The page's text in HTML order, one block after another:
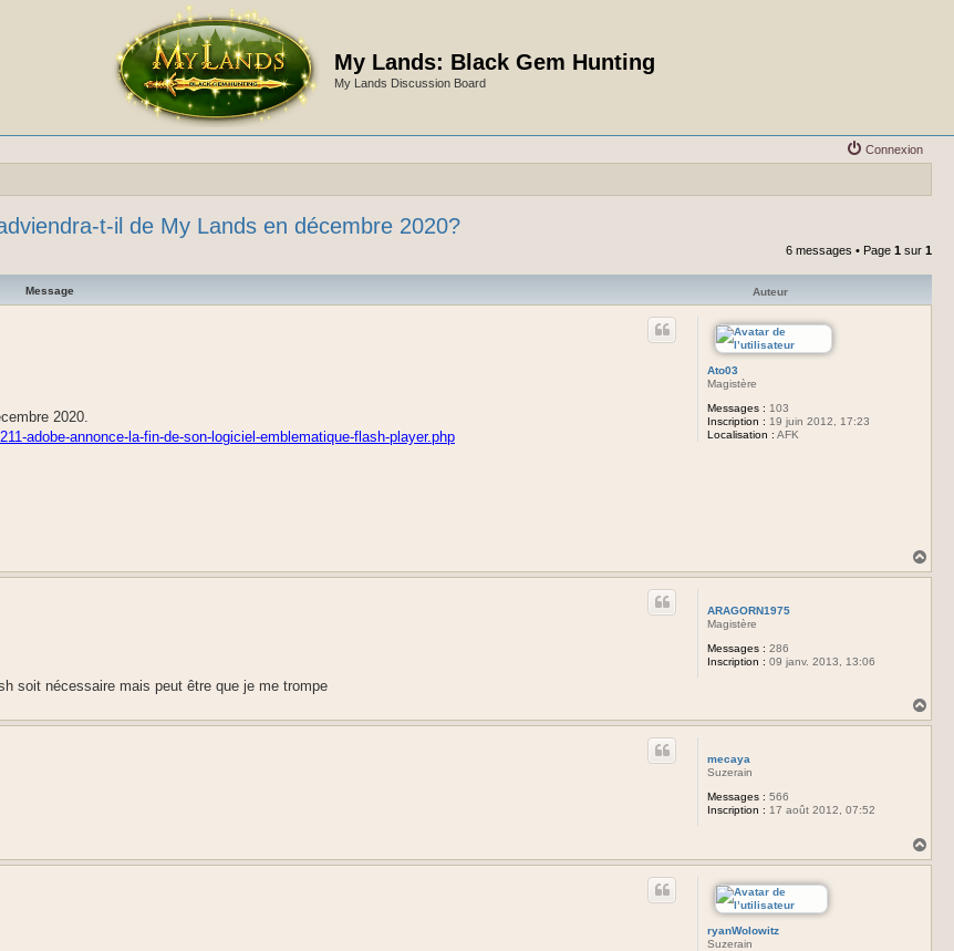
My Lands: Black Gem Hunting
My Lands Discussion Board
Connexion
t-il de My Lands en décembre 2020?
6 messages • Page 1 sur 1
Message Auteur
Ato03
Magistère
Messages : 103
Inscription : 19 juin 2012, 17:23
Localisation : AFK
2020.
adobe-annonce-la-fin-de-son-logiciel-emblematique-flash-player.php
a
ARAGORN1975
Magistère
Messages : 286
Inscription : 09 janv. 2013, 13:06
soit nécessaire mais peut être que je me trompe
a
mecaya
Suzerain
Messages : 566
Inscription : 17 août 2012, 07:52
a
ryanWolowitz
Suzerain